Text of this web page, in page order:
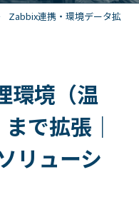
Zabbix連携・環境データ拡
環境（温
で拡張｜
リューシ